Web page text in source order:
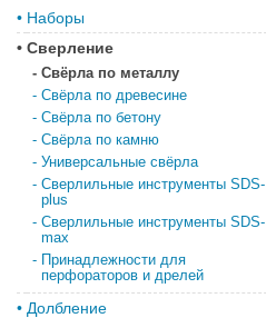
• Наборы
• Сверление
- Свёрла по металлу
- Свёрла по древесине
- Свёрла по бетону
- Свёрла по камню
- Универсальные свёрла
- Сверлильные инструменты SDS-
plus
- Сверлильные инструменты SDS-
max
- Принадлежности для
перфораторов и дрелей
• Долбление